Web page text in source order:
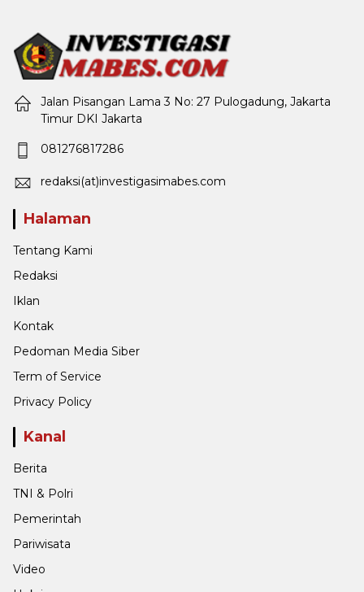
Jalan Pisangan Lama 3 No: 27 Pulogadung, Jakarta
Timur DKI Jakarta
081276817286
redaksi(at)investigasimabes.com
Halaman
Tentang Kami
Redaksi
Iklan
Kontak
Pedoman Media Siber
Term of Service
Privacy Policy
Kanal
Berita
TNI & Polri
Pemerintah
Pariwisata
Video